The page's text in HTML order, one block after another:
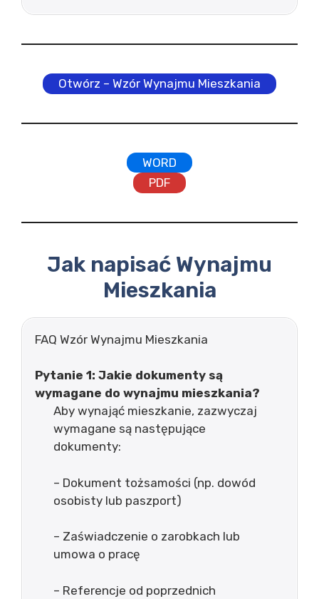
Otwórz – Wzór Wynajmu Mieszkania
WORD
PDF
Jak napisać Wynajmu
Mieszkania
FAQ Wzór Wynajmu Mieszkania
Pytanie 1: Jakie dokumenty są
wymagane do wynajmu mieszkania?
Aby wynająć mieszkanie, zazwyczaj
wymagane są następujące
dokumenty:
– Dokument tożsamości (np. dowód
osobisty lub paszport)
– Zaświadczenie o zarobkach lub
umowa o pracę
– Referencje od poprzednich